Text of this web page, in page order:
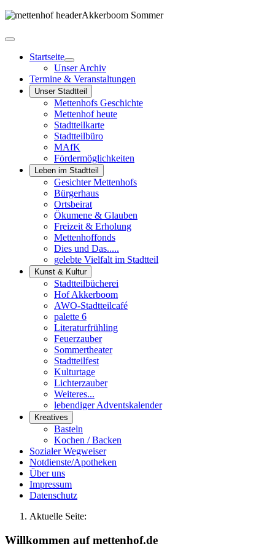
Startseite
Unser Archiv
Termine & Veranstaltungen
Unser Stadtteil
Mettenhofs Geschichte
Mettenhof heute
Stadtteilkarte
Stadtteilbüro
MAfK
Fördermöglichkeiten
Leben im Stadtteil
Gesichter Mettenhofs
Bürgerhaus
Ortsbeirat
Ökumene & Glauben
Freizeit & Erholung
Mettenhoffonds
Dies und Das.....
gelebte Vielfalt im Stadtteil
Kunst & Kultur
Stadtteilbücherei
Hof Akkerboom
AWO-Stadtteilcafé
palette 6
Literaturfrühling
Feuerzauber
Sommertheater
Stadtteilfest
Kulturtage
Lichterzauber
Weiteres...
lebendiger Adventskalender
Kreatives
Basteln
Kochen / Backen
Sozialer Wegweiser
Notdienste/Apotheken
Über uns
Impressum
Datenschutz
Aktuelle Seite:
Willkommen auf mettenhof.de